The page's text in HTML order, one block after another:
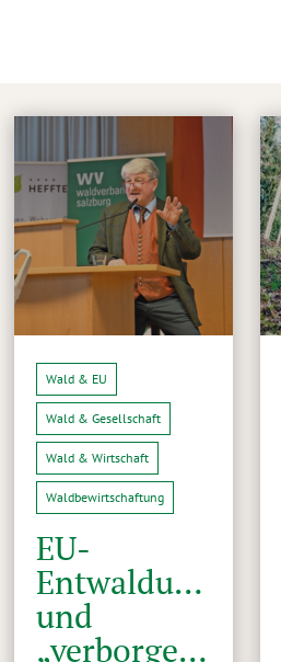
Wald & EU
Wald & Gesellschaft
Wald & Wirtschaft
Waldbewirtschaftung
EU-
und
„verborgene“